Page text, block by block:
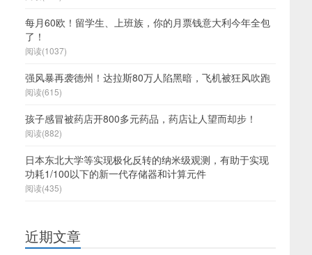
每月60欧！留学生、上班族，你的月票钱意大利今年全包
了！
阅读(1037)
强风暴再袭德州！达拉斯80万人陷黑暗，飞机被狂风吹跑
阅读(615)
孩子感冒被药店开800多元药品，药店让人望而却步！
阅读(882)
日本东北大学等实现极化反转的纳米级观测，有助于实现
功耗1/100以下的新一代存储器和计算元件
阅读(435)
近期文章